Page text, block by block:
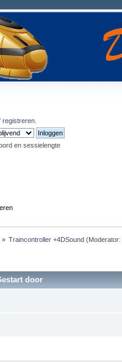
registreren
en sessielengte
» Traincontroller +4DSound(Moderator:
door